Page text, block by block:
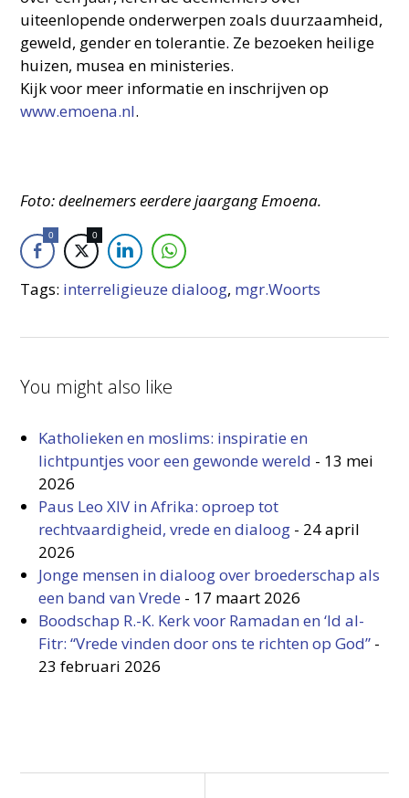
uiteenlopende onderwerpen zoals duurzaamheid,
geweld, gender en tolerantie. Ze bezoeken heilige
huizen, musea en ministeries.
Kijk voor meer informatie en inschrijven op
www.emoena.nl.
Foto: deelnemers eerdere jaargang Emoena.
0 0
Tags: interreligieuze dialoog, mgr.Woorts
You might also like
Katholieken en moslims: inspiratie en
lichtpuntjes voor een gewonde wereld - 13 mei
2026
Paus Leo XIV in Afrika: oproep tot
rechtvaardigheid, vrede en dialoog - 24 april
2026
Jonge mensen in dialoog over broederschap als
een band van Vrede - 17 maart 2026
Boodschap R.-K. Kerk voor Ramadan en ‘Id al-
Fitr: “Vrede vinden door ons te richten op God” -
23 februari 2026